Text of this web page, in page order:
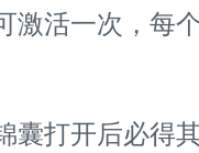
活一次，每
打开后必得